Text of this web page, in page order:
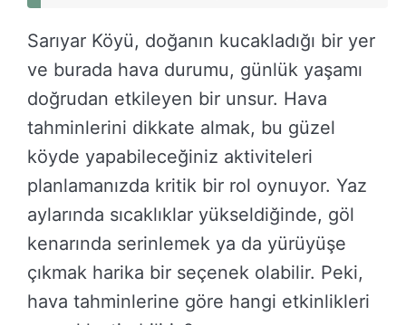
Sarıyar Köyü, doğanın kucakladığı bir yer
ve burada hava durumu, günlük yaşamı
doğrudan etkileyen bir unsur. Hava
tahminlerini dikkate almak, bu güzel
köyde yapabileceğiniz aktiviteleri
planlamanızda kritik bir rol oynuyor. Yaz
aylarında sıcaklıklar yükseldiğinde, göl
kenarında serinlemek ya da yürüyüşe
çıkmak harika bir seçenek olabilir. Peki,
hava tahminlerine göre hangi etkinlikleri